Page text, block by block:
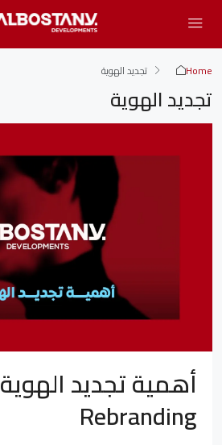
Home تجديد الهوية
تجديد الهوية
أهمية تجديد الهوية
Rebranding